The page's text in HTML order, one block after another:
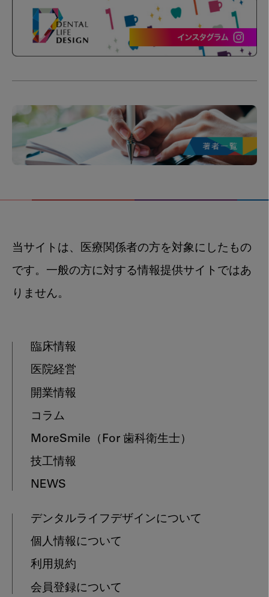
当サイトは、医療関係者の方を対象にしたもの
です。一般の方に対する情報提供サイトではあ
りません。
臨床情報
医院経営
開業情報
コラム
MoreSmile （For 歯科衛生士）
技工情報
NEWS
デンタルライフデザインについて
個人情報について
利用規約
会員登録について